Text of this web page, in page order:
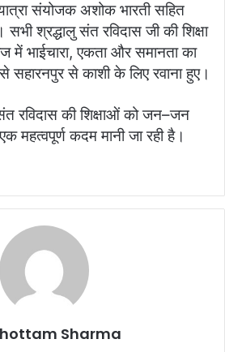
संयोजक अशोक भारती सहित
श्रद्धालु संत रविदास जी की शिक्षा
में भाईचारा, एकता और समानता का
से काशी के लिए रवाना हुए।
रविदास की शिक्षाओं को जन–जन
महत्वपूर्ण कदम मानी जा रही है।
Sharma